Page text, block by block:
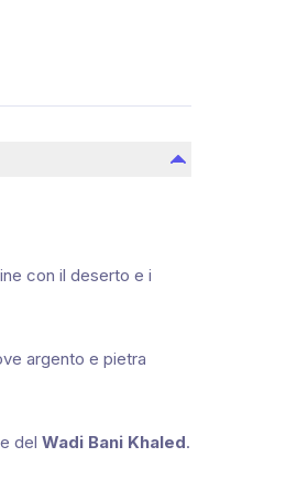
con il deserto e i
argento e pietra
del Wadi Bani Khaled.